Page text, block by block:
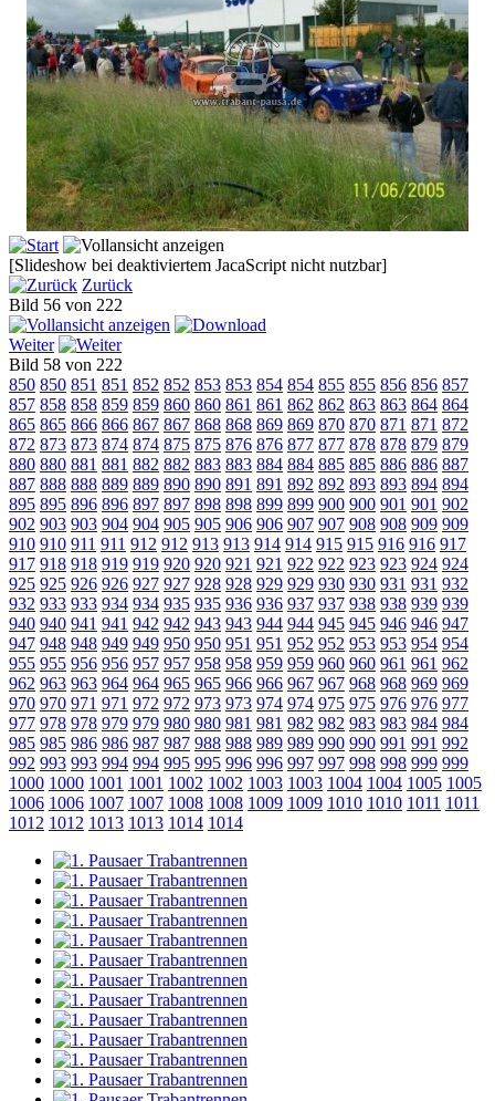
[Slideshow bei deaktiviertem JacaScript nicht nutzbar]
Zurück
Bild 56 von 222
Weiter
Bild 58 von 222
850 850 851 851 852 852 853 853 854 854 855 855 856 856 857
857 858 858 859 859 860 860 861 861 862 862 863 863 864 864
865 865 866 866 867 867 868 868 869 869 870 870 871 871 872
872 873 873 874 874 875 875 876 876 877 877 878 878 879 879
880 880 881 881 882 882 883 883 884 884 885 885 886 886 887
887 888 888 889 889 890 890 891 891 892 892 893 893 894 894
895 895 896 896 897 897 898 898 899 899 900 900 901 901 902
902 903 903 904 904 905 905 906 906 907 907 908 908 909 909
910 910 911 911 912 912 913 913 914 914 915 915 916 916 917
917 918 918 919 919 920 920 921 921 922 922 923 923 924 924
925 925 926 926 927 927 928 928 929 929 930 930 931 931 932
932 933 933 934 934 935 935 936 936 937 937 938 938 939 939
940 940 941 941 942 942 943 943 944 944 945 945 946 946 947
947 948 948 949 949 950 950 951 951 952 952 953 953 954 954
955 955 956 956 957 957 958 958 959 959 960 960 961 961 962
962 963 963 964 964 965 965 966 966 967 967 968 968 969 969
970 970 971 971 972 972 973 973 974 974 975 975 976 976 977
977 978 978 979 979 980 980 981 981 982 982 983 983 984 984
985 985 986 986 987 987 988 988 989 989 990 990 991 991 992
992 993 993 994 994 995 995 996 996 997 997 998 998 999 999
1000 1000 1001 1001 1002 1002 1003 1003 1004 1004 1005 1005
1006 1006 1007 1007 1008 1008 1009 1009 1010 1010 1011 1011
1012 1012 1013 1013 1014 1014